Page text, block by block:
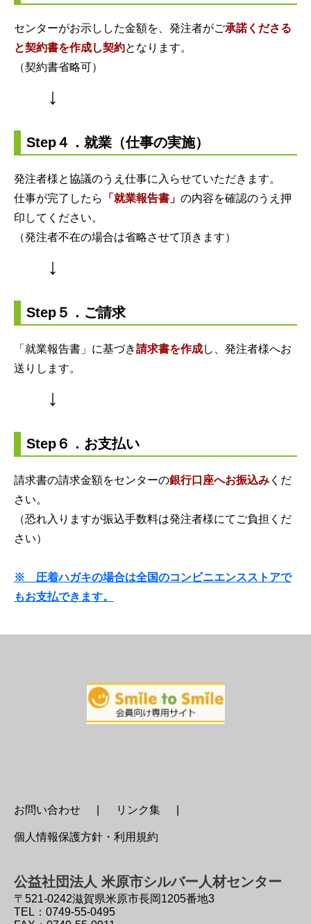
センターがお示しした金額を、発注者がご承諾くださる
と契約書を作成し契約となります。
（契約書省略可）
↓
Step４．就業（仕事の実施）
発注者様と協議のうえ仕事に入らせていただきます。
仕事が完了したら
「就業報告書」 の内容を確認のうえ押
印してください。
（発注者不在の場合は省略させて頂きます）
↓
Step５．ご請求
「就業報告書」に基づき請求書を作成し、発注者様へお
送りします。
↓
Step６．お支払い
請求書の請求金額をセンターの銀行口座へお振込み くだ
さい。
（恐れ入りますが振込手数料は発注者様にてご負担くだ
さい）
※ 圧着ハガキの場合は全国のコンビニエンスストアで
もお支払できます。
お問い合わせ リンク集
個人情報保護方針・利用規約
公益社団法人 米原市シルバー人材センター
〒521-0242滋賀県米原市長岡1205番地3
TEL：0749-55-0495